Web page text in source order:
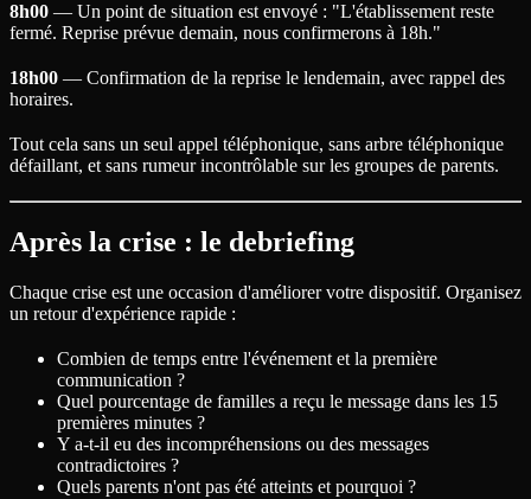
8h00 — Un point de situation est envoyé : "L'établissement reste
fermé. Reprise prévue demain, nous confirmerons à 18h."
18h00 — Confirmation de la reprise le lendemain, avec rappel des
horaires.
Tout cela sans un seul appel téléphonique, sans arbre téléphonique
défaillant, et sans rumeur incontrôlable sur les groupes de parents.
Après la crise : le debriefing
Chaque crise est une occasion d'améliorer votre dispositif. Organisez
un retour d'expérience rapide :
Combien de temps entre l'événement et la première
communication ?
Quel pourcentage de familles a reçu le message dans les 15
premières minutes ?
Y a-t-il eu des incompréhensions ou des messages
contradictoires ?
Quels parents n'ont pas été atteints et pourquoi ?